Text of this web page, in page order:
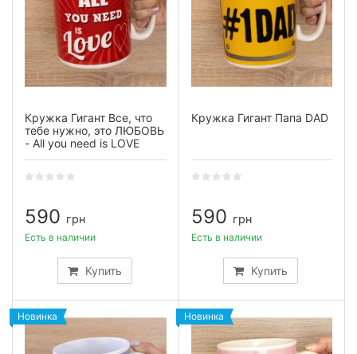
Кружка Гигант Все, что
тебе нужно, это ЛЮБОВЬ
- All you need is LOVE
590 грн
Купить
Есть в наличии
Кружка Гигант Папа DAD
590 грн
Купить
Есть в наличии
Новинка Новинка